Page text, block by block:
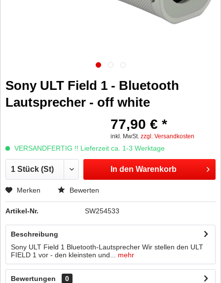
Sony ULT Field 1 - Bluetooth
Lautsprecher - off white
77,90 € *
inkl. MwSt. zzgl. Versandkosten
VERSANDFERTIG !! Lieferzeit ca. 1-3 Werktage
In den Warenkorb
Merken Bewerten
Artikel-Nr. SW254533
Beschreibung
Sony ULT Field 1 Bluetooth-Lautsprecher Wir stellen den ULT
FIELD 1 vor - den kleinsten und...
mehr
Bewertungen
0